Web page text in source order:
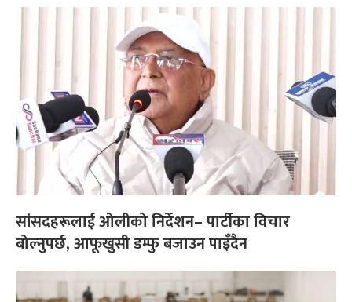
सांसदहरूलाई ओलीको निर्देशन– पार्टीका विचार
बोल्नुपर्छ, आफूखुसी डम्फु बजाउन पाइँदैन